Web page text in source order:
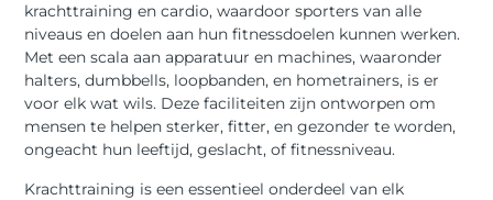
krachttraining en cardio, waardoor sporters van alle
niveaus en doelen aan hun fitnessdoelen kunnen werken.
Met een scala aan apparatuur en machines, waaronder
halters, dumbbells, loopbanden, en hometrainers, is er
voor elk wat wils. Deze faciliteiten zijn ontworpen om
mensen te helpen sterker, fitter, en gezonder te worden,
ongeacht hun leeftijd, geslacht, of fitnessniveau.
Krachttraining is een essentieel onderdeel van elk